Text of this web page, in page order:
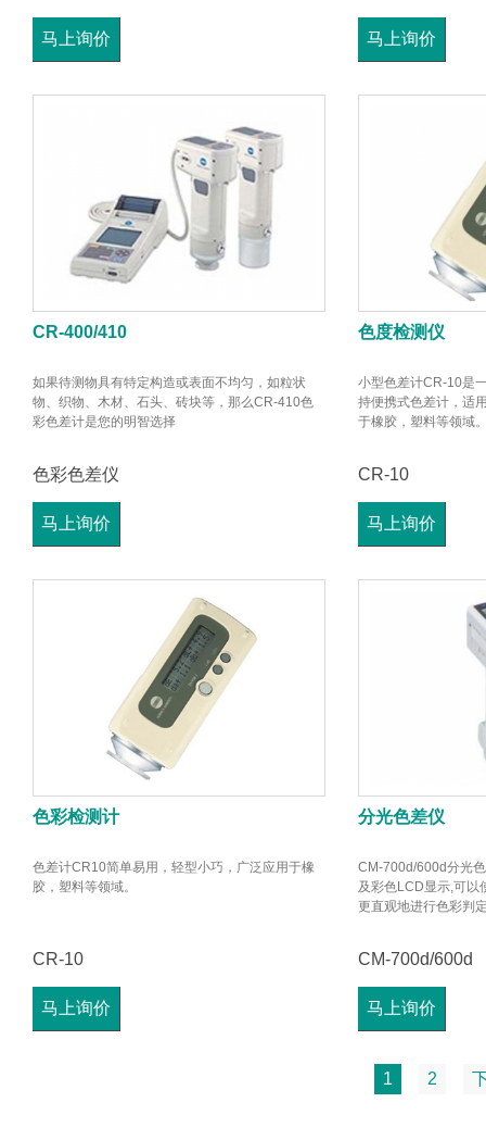
马上询价 马上询价
CR-400/410
如果待测物具有特定构造或表面不均匀，如粒状
物、织物、木材、石头、砖块等，那么CR-410色
彩色差计是您的明智选择
色彩色差仪
马上询价
色度检测仪
小型色差计CR-10是
持便携式色差计，适
于橡胶，塑料等领域
CR-10
马上询价
色彩检测计
色差计CR10简单易用，轻型小巧，广泛应用于橡
胶，塑料等领域。
CR-10
马上询价
分光色差仪
CM-700d/600d分光
及彩色LCD显示,可以
更直观地进行色彩判
CM-700d/600d
马上询价
1 2